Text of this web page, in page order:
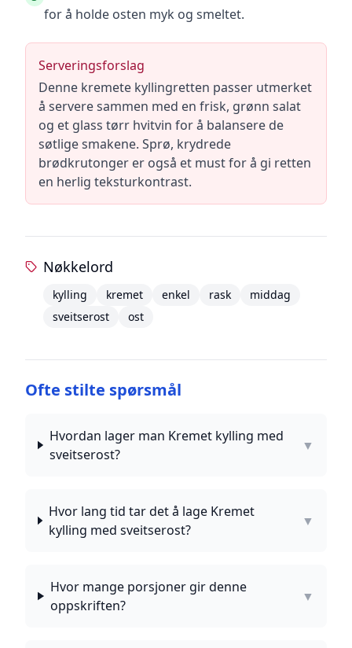
for å holde osten myk og smeltet.
Serveringsforslag
Denne kremete kyllingretten passer utmerket
å servere sammen med en frisk, grønn salat
og et glass tørr hvitvin for å balansere de
søtlige smakene. Sprø, krydrede
brødkrutonger er også et must for å gi retten
en herlig teksturkontrast.
Nøkkelord
kylling kremet enkel rask
middag
sveitserost
ost
Ofte stilte spørsmål
Hvordan lager man Kremet kylling med
sveitserost?
▼
Hvor lang tid tar det å lage Kremet
kylling med sveitserost?
▼
Hvor mange porsjoner gir denne
oppskriften?
▼